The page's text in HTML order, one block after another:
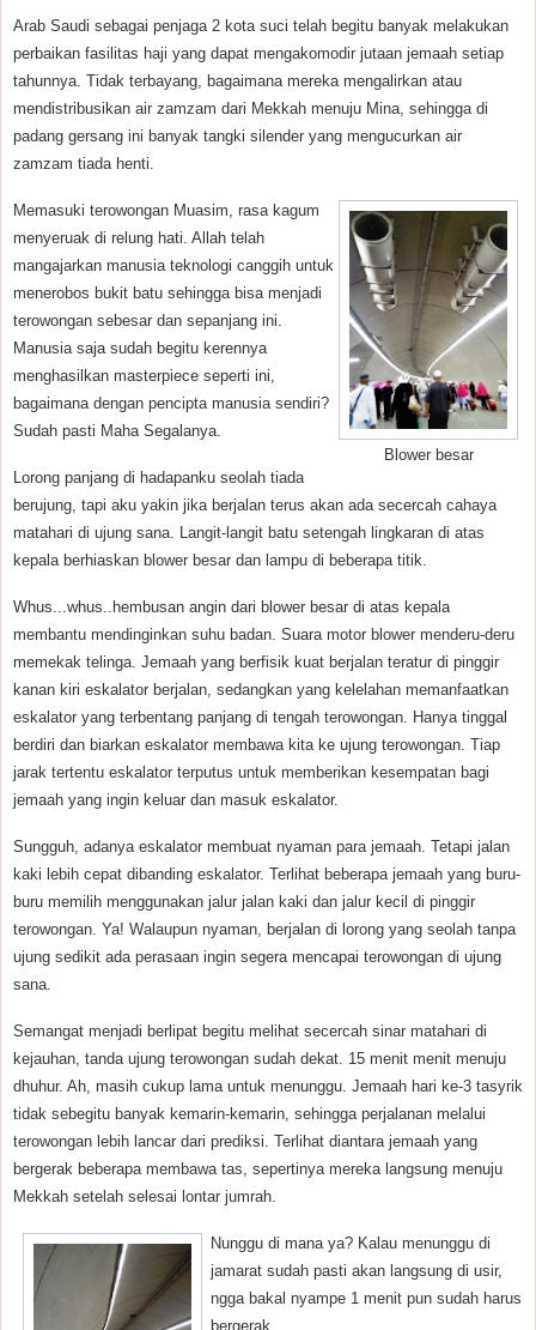
Arab Saudi sebagai penjaga 2 kota suci telah begitu banyak melakukan
perbaikan fasilitas haji yang dapat mengakomodir jutaan jemaah setiap
tahunnya. Tidak terbayang, bagaimana mereka mengalirkan atau
mendistribusikan air zamzam dari Mekkah menuju Mina, sehingga di
padang gersang ini banyak tangki silender yang mengucurkan air
zamzam tiada henti.
Blower besar
Memasuki terowongan Muasim, rasa kagum
menyeruak di relung hati. Allah telah
mangajarkan manusia teknologi canggih untuk
menerobos bukit batu sehingga bisa menjadi
terowongan sebesar dan sepanjang ini.
Manusia saja sudah begitu kerennya
menghasilkan masterpiece seperti ini,
bagaimana dengan pencipta manusia sendiri?
Sudah pasti Maha Segalanya.
Lorong panjang di hadapanku seolah tiada
berujung, tapi aku yakin jika berjalan terus akan ada secercah cahaya
matahari di ujung sana. Langit-langit batu setengah lingkaran di atas
kepala berhiaskan blower besar dan lampu di beberapa titik.
Whus...whus..hembusan angin dari blower besar di atas kepala
membantu mendinginkan suhu badan. Suara motor blower menderu-deru
memekak telinga. Jemaah yang berfisik kuat berjalan teratur di pinggir
kanan kiri eskalator berjalan, sedangkan yang kelelahan memanfaatkan
eskalator yang terbentang panjang di tengah terowongan. Hanya tinggal
berdiri dan biarkan eskalator membawa kita ke ujung terowongan. Tiap
jarak tertentu eskalator terputus untuk memberikan kesempatan bagi
jemaah yang ingin keluar dan masuk eskalator.
Sungguh, adanya eskalator membuat nyaman para jemaah. Tetapi jalan
kaki lebih cepat dibanding eskalator. Terlihat beberapa jemaah yang buru-
buru memilih menggunakan jalur jalan kaki dan jalur kecil di pinggir
terowongan. Ya! Walaupun nyaman, berjalan di lorong yang seolah tanpa
ujung sedikit ada perasaan ingin segera mencapai terowongan di ujung
sana.
Semangat menjadi berlipat begitu melihat secercah sinar matahari di
kejauhan, tanda ujung terowongan sudah dekat. 15 menit menit menuju
dhuhur. Ah, masih cukup lama untuk menunggu. Jemaah hari ke-3 tasyrik
tidak sebegitu banyak kemarin-kemarin, sehingga perjalanan melalui
terowongan lebih lancar dari prediksi. Terlihat diantara jemaah yang
bergerak beberapa membawa tas, sepertinya mereka langsung menuju
Mekkah setelah selesai lontar jumrah.
Nunggu di mana ya? Kalau menunggu di
jamarat sudah pasti akan langsung di usir,
ngga bakal nyampe 1 menit pun sudah harus
bergerak.